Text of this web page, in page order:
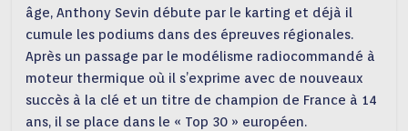
âge, Anthony Sevin débute par le karting et déjà il
cumule les podiums dans des épreuves régionales.
Après un passage par le modélisme radiocommandé à
moteur thermique où il s’exprime avec de nouveaux
succès à la clé et un titre de champion de France à 14
ans, il se place dans le « Top 30 » européen.